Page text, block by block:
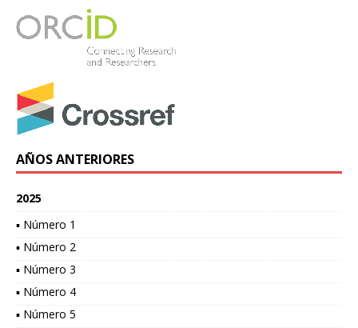
AÑOS ANTERIORES
2025
▪ Número 1
▪ Número 2
▪ Número 3
▪ Número 4
▪ Número 5